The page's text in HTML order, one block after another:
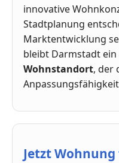
innovative
Stadtplanung
Marktentwicklung
bleibt Darmstadt ein
Wohnstandort, der
Jetzt